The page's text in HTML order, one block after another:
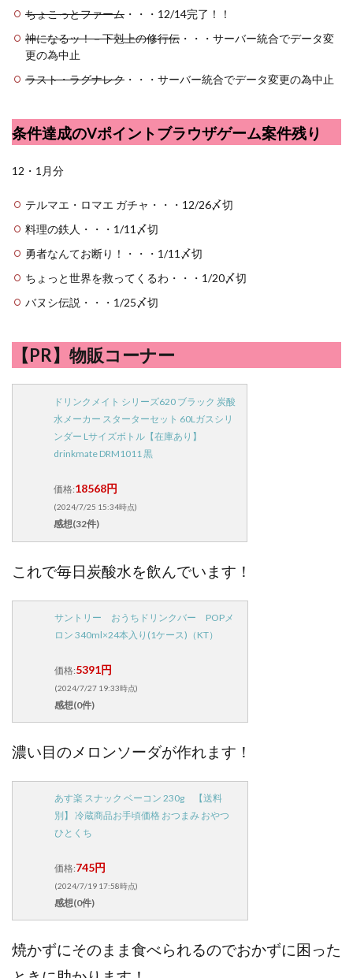
ちょこっとファーム ・・・12/14完了！！
神になるッ！－下剋上の修行伝 ・・・サーバー統合でデータ変
更の為中止
ラスト・ラグナレク ・・・サーバー統合でデータ変更の為中止
条件達成のVポイントブラウザゲーム案件残り
12・1月分
テルマエ・ロマエ ガチャ・・・12/26〆切
料理の鉄人・・・1/11〆切
勇者なんてお断り！・・・1/11〆切
ちょっと世界を救ってくるわ・・・1/20〆切
バヌシ伝説・・・1/25〆切
【PR】物販コーナー
ドリンクメイト シリーズ620 ブラック 炭酸
水メーカー スターターセット 60Lガスシリ
ンダー Lサイズボトル【在庫あり】
drinkmate DRM1011 黒
価格:18568円
(2024/7/25 15:34時点)
感想(32件)
これで毎日炭酸水を飲んでいます！
サントリー おうちドリンクバー POPメ
ロン 340ml×24本入り(1ケース)（KT）
価格:5391円
(2024/7/27 19:33時点)
感想(0件)
濃い目のメロンソーダが作れます！
あす楽 スナック ベーコン 230g 【送料
別】 冷蔵商品お手頃価格 おつまみ おやつ
ひとくち
価格:745円
(2024/7/19 17:58時点)
感想(0件)
焼かずにそのまま食べられるのでおかずに困った